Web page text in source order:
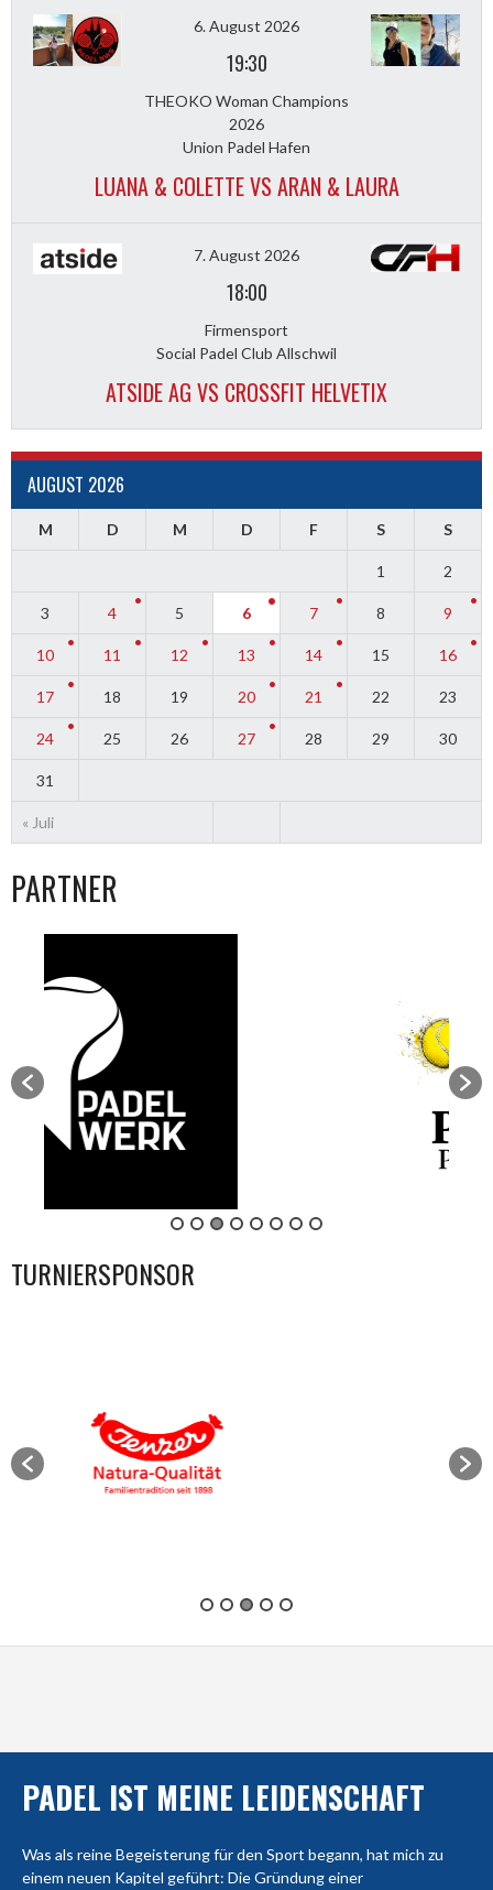
6. August 2026
19:30
THEOKO Woman Champions
2026
Union Padel Hafen
LUANA & COLETTE VS ARAN & LAURA
7. August 2026
18:00
Firmensport
Social Padel Club Allschwil
ATSIDE AG VS CROSSFIT HELVETIX
AUGUST 2026
M D M D F S S
« Juli
1 2
3 4 5 6 7 8 9
10 11 12 13 14 15 16
17 18 19 20 21 22 23
24 25 26 27 28 29 30
31
PARTNER
TURNIERSPONSOR
PADEL IST MEINE LEIDENSCHAFT
Was als reine Begeisterung für den Sport begann, hat mich zu
einem neuen Kapitel geführt: Die Gründung einer